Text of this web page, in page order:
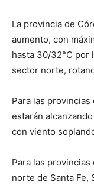
La provincia de
aumento, con
hasta 30/32°C por
sector norte,
Para las provincias
estarán
con viento
Para las
norte de Santa Fe,